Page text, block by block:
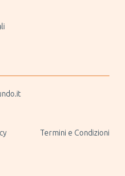
Termini e Condizioni